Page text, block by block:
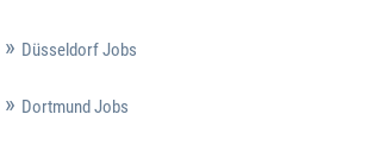
Düsseldorf Jobs
Dortmund Jobs